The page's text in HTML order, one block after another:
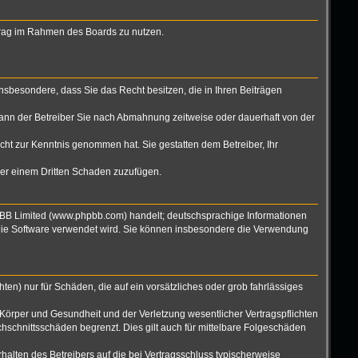
im Rahmen des Boards zu nutzen.
dass Sie das Recht besitzen, die in Ihren Beiträgen
der Betreiber Sie nach Abmahnung zeitweise oder dauerhaft von der
zur Kenntnis genommen hat. Sie gestatten dem Betreiber, Ihr
einem Dritten Schaden zuzufügen.
Limited (www.phpbb.com) handelt; deutschsprachige Informationen
Software verwendet wird. Sie können insbesondere die Verwendung
nur für Schäden, die auf ein vorsätzliches oder grob fahrlässiges
und Gesundheit und der Verletzung wesentlicher Vertragspflichten
begrenzt. Dies gilt auch für mittelbare Folgeschäden
des Betreibers auf die bei Vertragsschluss typischerweise